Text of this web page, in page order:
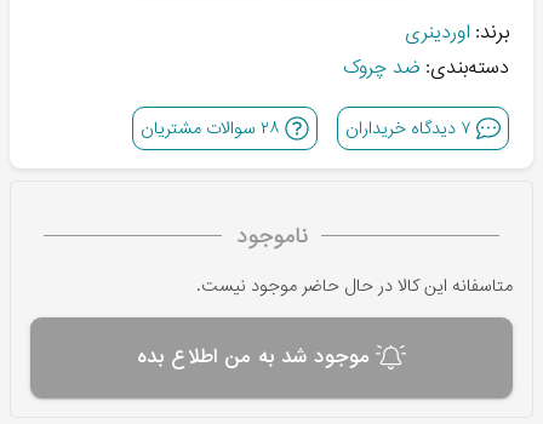
برند: اوردینری
دسته‌بندی: ضد چروک
۷ دیدگاه خریداران ۲۸ سوالات مشتریان
ناموجود
متاسفانه این کالا در حال حاضر موجود نیست.
موجود شد به من اطلاع بده